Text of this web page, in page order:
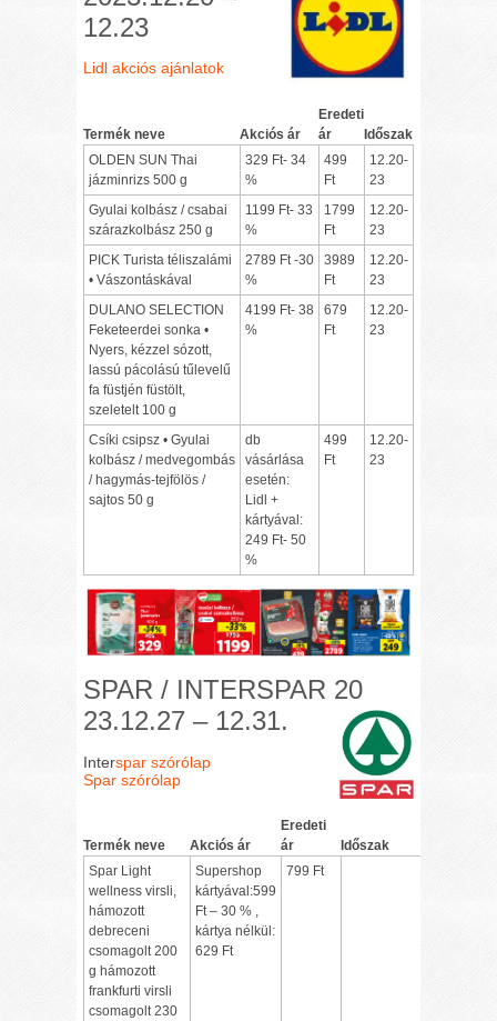
12.23
Lidl akciós ajánlatok
Termék neve Akciós ár
Eredeti
ár
Időszak
OLDEN SUN Thai
jázminrizs 500 g
329 Ft- 34
%
499
Ft
12.20-
23
Gyulai kolbász / csabai
szárazkolbász 250 g
1199 Ft- 33
%
1799
Ft
12.20-
23
PICK Turista téliszalámi
• Vászontáskával
2789 Ft -30
%
3989
Ft
12.20-
23
DULANO SELECTION
Feketeerdei sonka •
Nyers, kézzel sózott,
lassú pácolású tűlevelű
fa füstjén füstölt,
szeletelt 100 g
4199 Ft- 38
%
679
Ft
12.20-
23
Csíki csipsz • Gyulai
kolbász / medvegombás
/ hagymás-tejfölös /
sajtos 50 g
db
vásárlása
esetén:
Lidl +
kártyával:
249 Ft- 50
%
499
Ft
12.20-
23
SPAR / INTERSPAR 20
23.12.27 – 12.31.
Interspar szórólap
Spar szórólap
Termék neve Akciós ár
Eredeti
ár
Időszak
Spar Light
wellness virsli,
hámozott
debreceni
csomagolt 200
g hámozott
frankfurti virsli
csomagolt 230
Supershop
kártyával:599
Ft – 30 % ,
kártya nélkül:
629 Ft
799 Ft